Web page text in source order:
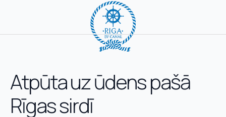
Atpūta uz ūdens pašā
Rīgas sirdī